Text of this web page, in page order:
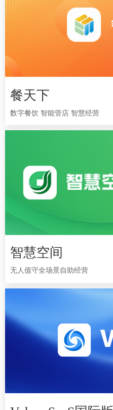
餐天下
数字餐饮 智能管店 智慧经营
餐天下
数字餐饮 智能管店 智慧经营
智慧空间
无人值守全场景自助经营
智慧空间
无人值守全场景自助经营